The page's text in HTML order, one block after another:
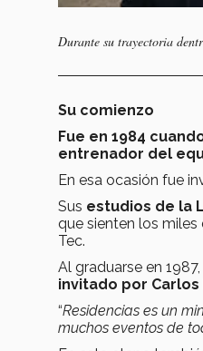
Durante su trayectoria
Su comienzo
Fue en 1984
entrenador del
En esa ocasión fue
Sus estudios de la
que sienten los
Tec.
Al graduarse en 1987,
invitado por Carlos
“Residencias es un
muchos eventos de